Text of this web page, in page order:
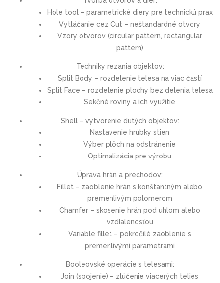
Hole tool – parametrické diery pre technickú prax
Vytláčanie cez Cut – neštandardné otvory
Vzory otvorov (circular pattern, rectangular
pattern)
Techniky rezania objektov:
Split Body – rozdelenie telesa na viac častí
Split Face – rozdelenie plochy bez delenia telesa
Sekčné roviny a ich využitie
Shell – vytvorenie dutých objektov:
Nastavenie hrúbky stien
Výber plôch na odstránenie
Optimalizácia pre výrobu
Úprava hrán a prechodov:
Fillet – zaoblenie hrán s konštantným alebo
premenlivým polomerom
Chamfer – skosenie hrán pod uhlom alebo
vzdialenosťou
Variable fillet – pokročilé zaoblenie s
premenlivými parametrami
Booleovské operácie s telesami:
Join (spojenie) – zlúčenie viacerých telies